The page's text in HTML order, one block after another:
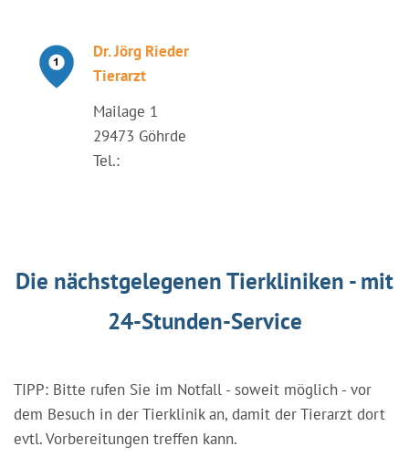
Dr. Jörg Rieder
Tierarzt
Mailage 1
29473 Göhrde
Tel.:
Die nächstgelegenen Tierkliniken - mit
24-Stunden-Service
TIPP: Bitte rufen Sie im Notfall - soweit möglich - vor
dem Besuch in der Tierklinik an, damit der Tierarzt dort
evtl. Vorbereitungen treffen kann.